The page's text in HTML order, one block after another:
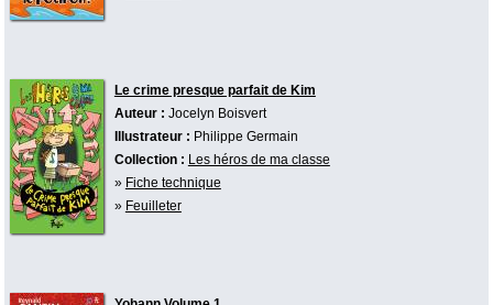
Le crime presque parfait de Kim
Auteur : Jocelyn Boisvert
Illustrateur : Philippe Germain
Collection : Les héros de ma classe
» Fiche technique
» Feuilleter